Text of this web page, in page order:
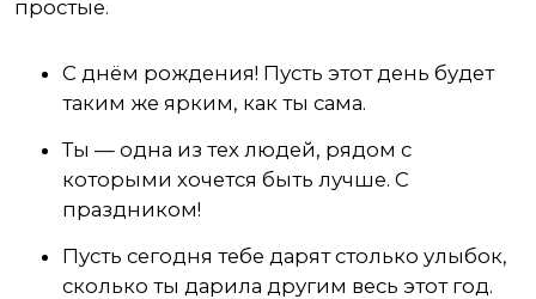
простые.
С днём рождения! Пусть этот день будет
таким же ярким, как ты сама.
Ты — одна из тех людей, рядом с
которыми хочется быть лучше. С
праздником!
Пусть сегодня тебе дарят столько улыбок,
сколько ты дарила другим весь этот год.